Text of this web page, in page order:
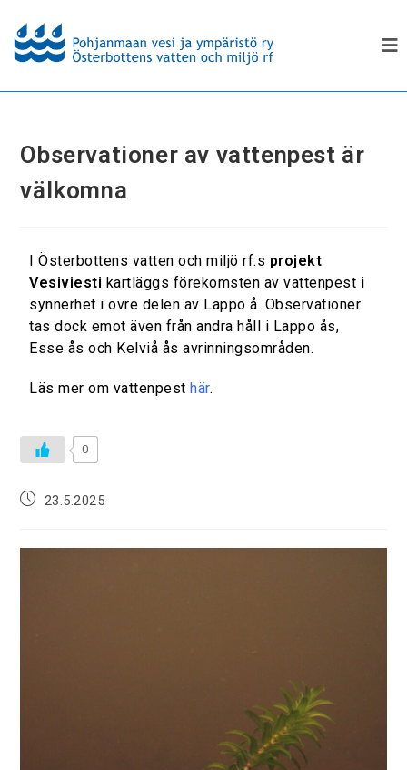
Observationer av vattenpest är
välkomna
I Österbottens vatten och miljö rf:s projekt
Vesiviesti kartläggs förekomsten av vattenpest i
synnerhet i övre delen av Lappo å. Observationer
tas dock emot även från andra håll i Lappo ås,
Esse ås och Kelviå ås avrinningsområden.
Läs mer om vattenpesthär.
0
23.5.2025